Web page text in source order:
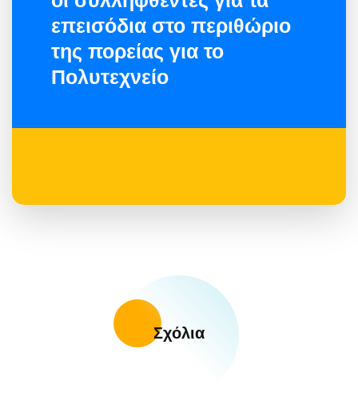
επεισόδια στο περιθώριο
της πορείας για το
Πολυτεχνείο
Σχόλια